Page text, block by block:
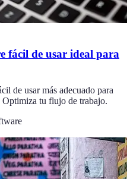
fácil de usar ideal para
de usar más adecuado para
Optimiza tu flujo de trabajo.